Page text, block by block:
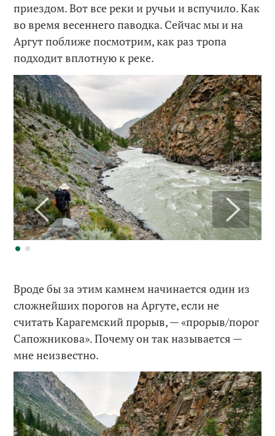
приездом. Вот все реки и ручьи и вспучило. Как
во время весеннего паводка. Сейчас мы и на
Аргут поближе посмотрим, как раз тропа
подходит вплотную к реке.
Вроде бы за этим камнем начинается один из
сложнейших порогов на Аргуте, если не
считать Карагемский прорыв, — «прорыв/порог
Сапожникова». Почему он так называется —
мне неизвестно.